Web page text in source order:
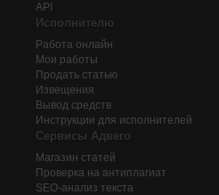
API
Исполнителю
Работа онлайн
Мои работы
Продать статью
Извещения
Вывод средств
Инструкции для исполнителей
Сервисы Адвего
Магазин статей
Проверка на антиплагиат
SEO-анализ текста